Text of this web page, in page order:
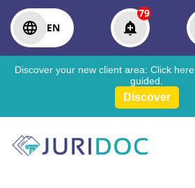
EN
79
Discover your new client area: Click here
guided.
Discover